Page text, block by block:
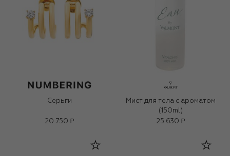
Серьги
20 750 ₽
Мист для тела с ароматом
(150ml)
25 630 ₽